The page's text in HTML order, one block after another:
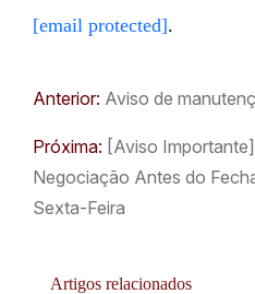
[email protected].
Anterior: Aviso de
Próxima: [Aviso
Negociação Antes do
Sexta-Feira
Artigos relacionados